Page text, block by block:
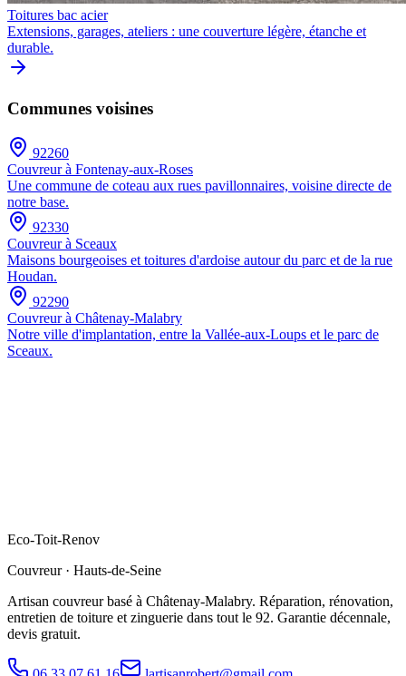
Toitures bac acier
Extensions, garages, ateliers : une couverture légère, étanche et
durable.
Communes voisines
92260
Couvreur à Fontenay-aux-Roses
Une commune de coteau aux rues pavillonnaires, voisine directe de
notre base.
92330
Couvreur à Sceaux
Maisons bourgeoises et toitures d'ardoise autour du parc et de la rue
Houdan.
92290
Couvreur à Châtenay-Malabry
Notre ville d'implantation, entre la Vallée-aux-Loups et le parc de
Sceaux.
Eco-Toit-Renov
Couvreur · Hauts-de-Seine
Artisan couvreur basé à Châtenay-Malabry. Réparation, rénovation,
entretien de toiture et zinguerie dans tout le 92. Garantie décennale,
devis gratuit.